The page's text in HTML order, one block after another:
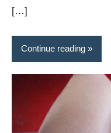
[…]
Continue reading